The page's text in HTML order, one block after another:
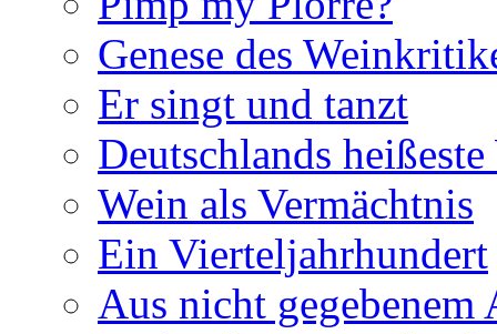
Genese des
Er singt und tanzt
Deutschlands heißeste
Wein als Vermächtnis
Ein Vierteljahrhundert
Aus nicht gegebenem